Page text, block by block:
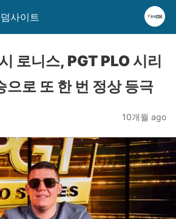
사이트
로니스, PGT PLO 시리
으로 또 한 번 정상 등극
10개월 ago